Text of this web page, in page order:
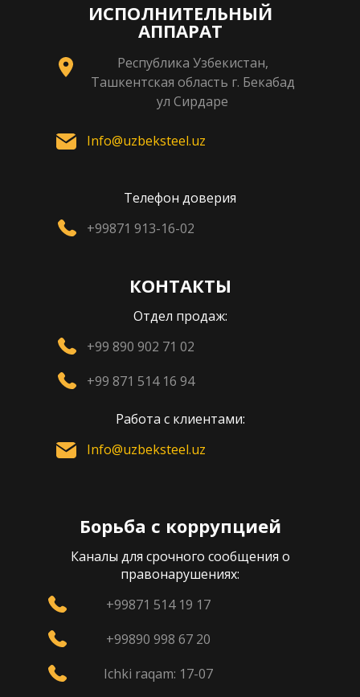
ИСПОЛНИТЕЛЬНЫЙ
АППАРАТ
Республика Узбекистан,
Ташкентская область г. Бекабад
ул Сирдаре
Info@uzbeksteel.uz
Телефон доверия
+99871 913-16-02
КОНТАКТЫ
Отдел продаж:
+99 890 902 71 02
+99 871 514 16 94
Работа с клиентами:
Info@uzbeksteel.uz
Борьба с коррупцией
Каналы для срочного сообщения о
правонарушениях:
+99871 514 19 17
+99890 998 67 20
Ichki raqam: 17-07